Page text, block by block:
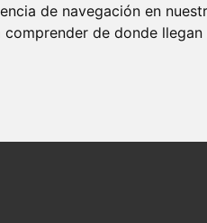
de navegación en
de donde